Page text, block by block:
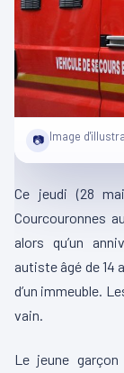
📷 Image
Ce jeudi (28
Courcouronnes
alors qu’un
autiste âgé de 14
d’un immeuble.
vain.
Le jeune